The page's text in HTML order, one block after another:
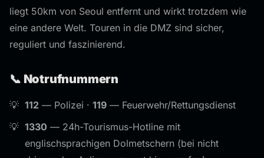
liegt 50km von Seoul entfernt und wirkt trotzdem wie
eine andere Welt. Touren in die DMZ sind sicher,
reguliert und faszinierend.
📞 Notrufnummern
112 — Polizei · 119 — Feuerwehr/Rettungsdienst
1330 — 24h-Tourismus-Hotline mit
englischsprachigen Dolmetschern (bei nicht